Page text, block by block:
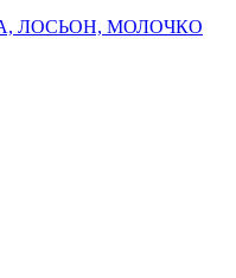
ЛОСЬОН, МОЛОЧКО